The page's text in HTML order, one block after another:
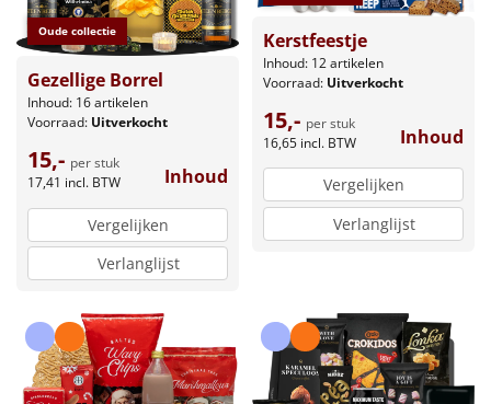
Oude collectie
Gezellige Borrel
Inhoud: 16 artikelen
Voorraad: Uitverkocht
15,- per stuk
17,41 incl. BTW Inhoud
Vergelijken
Verlanglijst
Kerstfeestje
Inhoud: 12 artikelen
Voorraad: Uitverkocht
15,- per stuk
16,65 incl. BTW Inhoud
Vergelijken
Verlanglijst